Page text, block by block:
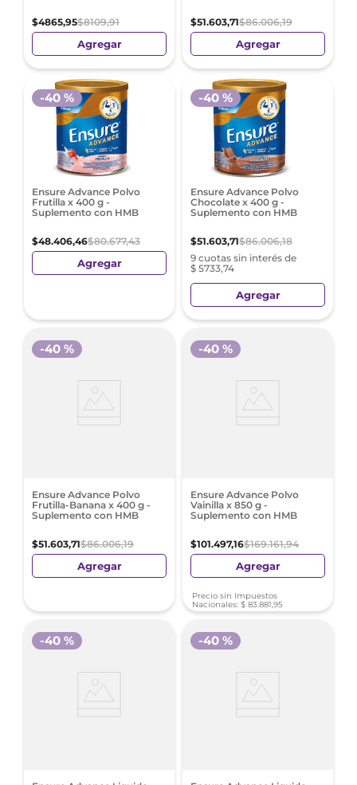
$4865,95$8109,91
Agregar
$51.603,71$86.006,19
Agregar
Ensure Advance Polvo
Frutilla x 400 g -
Suplemento con HMB
$48.406,46$80.677,43
-40 %
Agregar
Ensure Advance Polvo
Chocolate x 400 g -
Suplemento con HMB
$51.603,71$86.006,18
9 cuotas sin interés de
$ 5733,74
-40 %
Agregar
Ensure Advance Polvo
Frutilla-Banana x 400 g -
Suplemento con HMB
$51.603,71$86.006,19
-40 %
Agregar
Ensure Advance Polvo
Vainilla x 850 g -
Suplemento con HMB
$101.497,16$169.161,94
-40 %
Agregar
Precio sin Impuestos
Nacionales: $ 83.881,95
-40 % -40 %